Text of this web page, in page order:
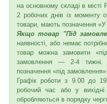
на основному складі в місті
2 робочих днів із моменту
товари, мають позначення «У
Якщо товар "Під
наявності, або немає
товар можна замовити
замовлення — 2-4
позначення «під замовлення».
Графік роботи з 9.00 до
робочий час або у
обробляються в порядку